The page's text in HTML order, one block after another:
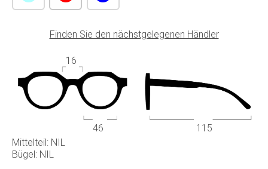
Mittelteil: NIL
Bügel: NIL
Finden Sie den nächstgelegenen Händler
46
16
115